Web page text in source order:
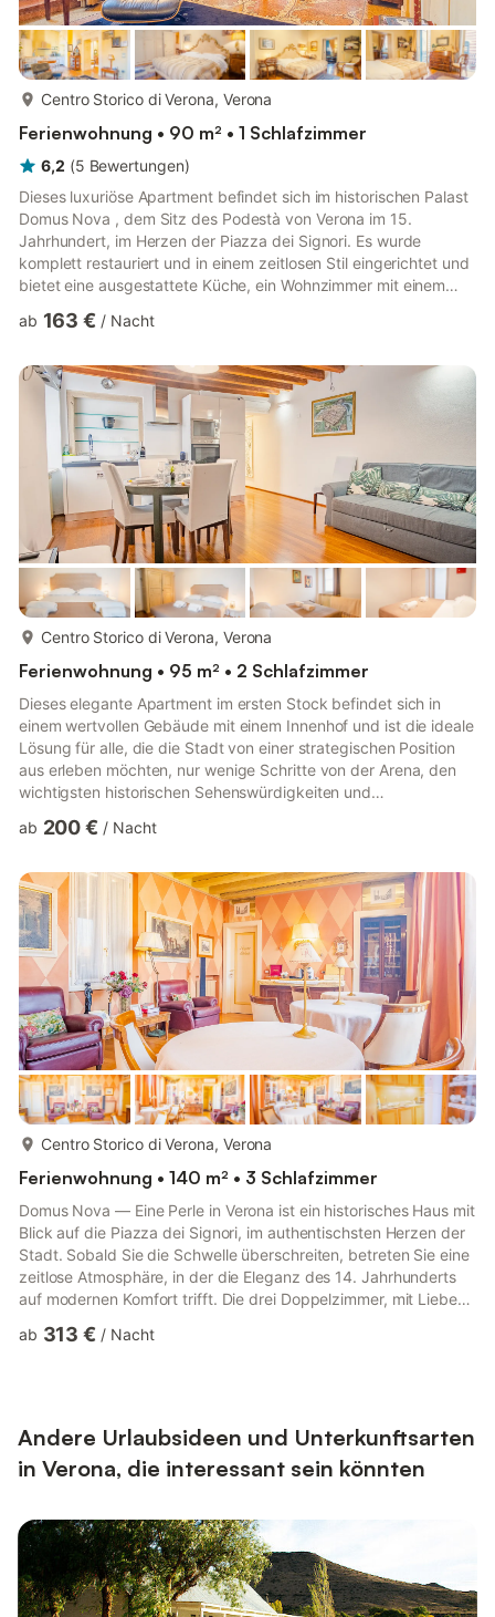
Centro Storico di Verona, Verona
Ferienwohnung • 90 m² • 1 Schlafzimmer
6,2 (5 Bewertungen)
Dieses luxuriöse Apartment befindet sich im historischen Palast
Domus Nova , dem Sitz des Podestà von Verona im 15.
Jahrhundert, im Herzen der Piazza dei Signori. Es wurde
komplett restauriert und in einem zeitlosen Stil eingerichtet und
bietet eine ausgestattete Küche, ein Wohnzimmer mit einem
Blick auf den Torre dei Lamberti und ein Badezimmer mit
Piazza delle Erbe und der Arena di Verona entfernt, ist es die
ideale Wahl für einen eleganten und historischen Aufenthalt im
aut...
ab 163 € / Nacht
Centro Storico di Verona, Verona
Ferienwohnung • 95 m² • 2 Schlafzimmer
Dieses elegante Apartment im ersten Stock befindet sich in
einem wertvollen Gebäude mit einem Innenhof und ist die ideale
Lösung für alle, die die Stadt von einer strategischen Position
aus erleben möchten, nur wenige Schritte von der Arena, den
wichtigsten historischen Sehenswürdigkeiten und
reizvollen Umgebung wohnen möchten. Die großen und hellen
perfekte Balance zwischen modernem Komfort und antikem
Charme. Die moderne Einrichtung fügt sich harmonisch in den
histori...
ab 200 € / Nacht
Centro Storico di Verona, Verona
Ferienwohnung • 140 m² • 3 Schlafzimmer
Domus Nova — Eine Perle in Verona ist ein historisches Haus mit
Blick auf die Piazza dei Signori, im authentischsten Herzen der
Stadt. Sobald Sie die Schwelle überschreiten, betreten Sie eine
zeitlose Atmosphäre, in der die Eleganz des 14. Jahrhunderts
auf modernen Komfort trifft. Die drei Doppelzimmer, mit Liebe
Zugang erfolgt über einen automatisierten Self-Check-in. Nur
ab 313 € / Nacht
Andere Urlaubsideen und Unterkunftsarten
in Verona, die interessant sein könnten